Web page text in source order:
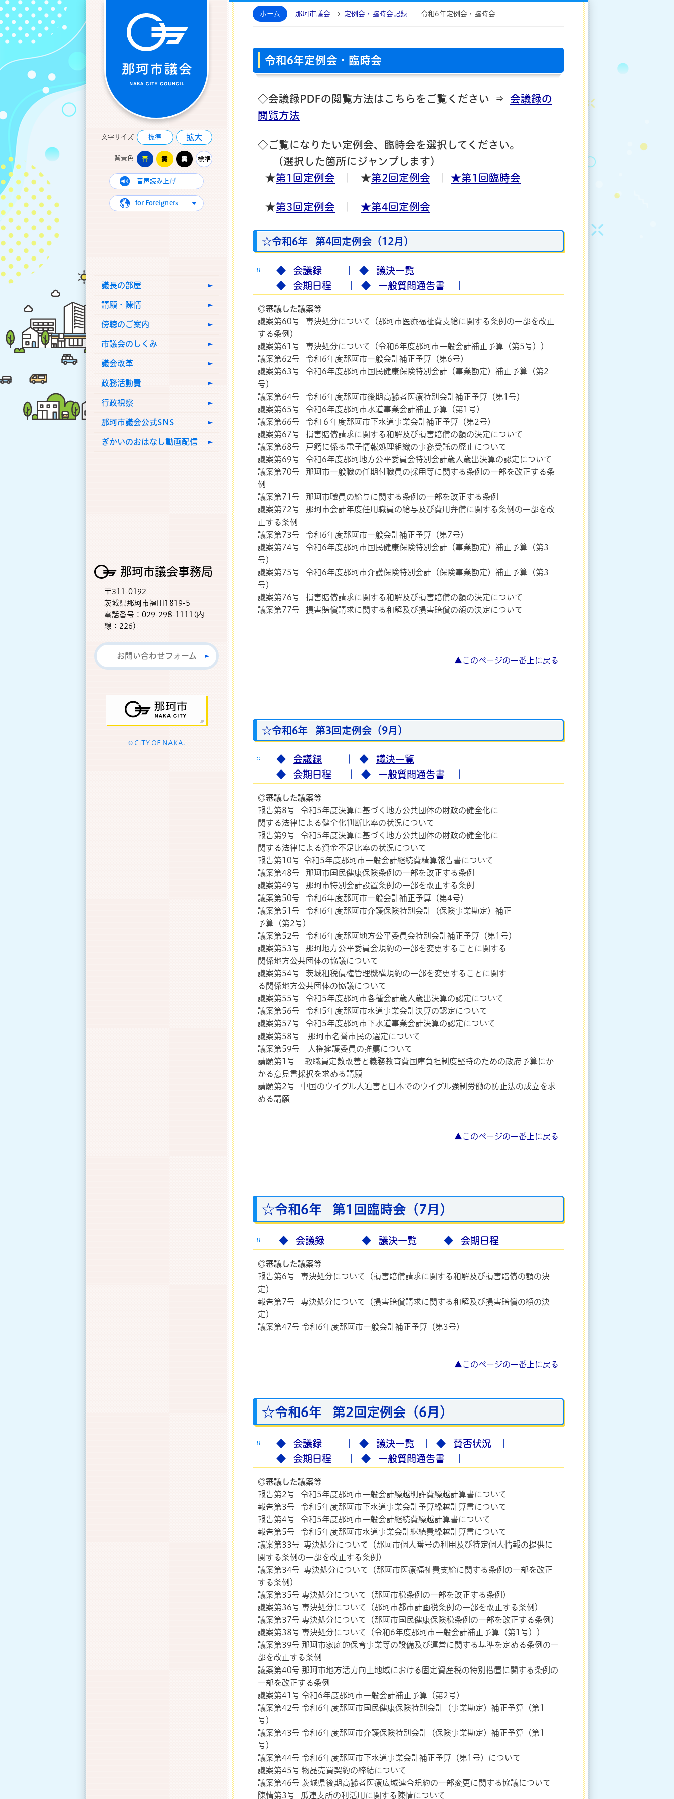
那珂市議会ホームページ
文字サイズ 標準 拡大
背景色 青 黄 黒 標準
音声読み上げ
for Foreigners
議長の部屋
請願・陳情
傍聴のご案内
市議会のしくみ
議会改革
政務活動費
行政視察
那珂市議会公式SNS
ぎかいのおはなし動画配信
那珂市議会事務局
〒311-0192
茨城県那珂市福田1819-5
電話番号：029-298-1111(内
線：226)
お問い合わせフォーム
© CITY OF NAKA.
ホーム 那珂市議会 定例会・臨時会記録 令和6年定例会・臨時会
令和6年定例会・臨時会
◇会議録PDFの閲覧方法はこちらをご覧ください ⇒ 会議録の
閲覧方法
◇ご覧になりたい定例会、臨時会を選択してください。
（選択した箇所にジャンプします）
★第1回定例会 ｜ ★第2回定例会 ★第1回臨時会
★第3 回定例会 ★第4回定例会
☆令和6年 第4回定例会（12月）
◆ 会議録 ◆ 議決一覧
◆ 会期日程 ◆ 一般質問通告書
◎審議した議案等
議案第60号 専決処分について（那珂市医療福祉費支給に関する条例の一部を改正
する条例）
議案第61号 専決処分について（令和6年度那珂市一般会計補正予算（第5号））
議案第62号 令和6年度那珂市一般会計補正予算（第6号）
議案第63号 令和6年度那珂市国民健康保険特別会計（事業勘定）補正予算（第2
号）
議案第64号 令和6年度那珂市後期高齢者医療特別会計補正予算（第1号）
議案第65号 令和6年度那珂市水道事業会計補正予算（第1号）
議案第66号 令和６年度那珂市下水道事業会計補正予算（第2号）
議案第67号 損害賠償請求に関する和解及び損害賠償の額の決定について
議案第68号 戸籍に係る電子情報処理組織の事務受託の廃止について
議案第69号 令和6年度那珂地方公平委員会特別会計歳入歳出決算の認定について
議案第70号 那珂市一般職の任期付職員の採用等に関する条例の一部を改正する条
例
議案第71号 那珂市職員の給与に関する条例の一部を改正する条例
議案第72号 那珂市会計年度任用職員の給与及び費用弁償に関する条例の一部を改
正する条例
議案第73号 令和6年度那珂市一般会計補正予算（第7号）
議案第74号 令和6年度那珂市国民健康保険特別会計（事業勘定）補正予算（第3
号）
議案第75号 令和6年度那珂市介護保険特別会計（保険事業勘定）補正予算（第3
号）
議案第76号 損害賠償請求に関する和解及び損害賠償の額の決定について
議案第77号 損害賠償請求に関する和解及び損害賠償の額の決定について
▲このページの一番上に戻る
☆令和6年 第3回定例会（9月）
◆ 会議録 ◆ 議決一覧
◆ 会期日程 ◆ 一般質問通告書
◎審議した議案等
報告第8号 令和5年度決算に基づく地方公共団体の財政の健全化に
関する法律による健全化判断比率の状況について
報告第9号 令和5年度決算に基づく地方公共団体の財政の健全化に
関する法律による資金不足比率の状況について
報告第10号 令和5年度那珂市一般会計継続費精算報告書について
議案第48号 那珂市国民健康保険条例の一部を改正する条例
議案第49号 那珂市特別会計設置条例の一部を改正する条例
議案第50号 令和6年度那珂市一般会計補正予算（第4号）
議案第51号 令和6年度那珂市介護保険特別会計（保険事業勘定）補正
予算（第2号）
議案第52号 令和6年度那珂地方公平委員会特別会計補正予算（第1号）
議案第53号 那珂地方公平委員会規約の一部を変更することに関する
関係地方公共団体の協議について
議案第54号 茨城租税債権管理機構規約の一部を変更することに関す
る関係地方公共団体の協議について
議案第55号 令和5年度那珂市各種会計歳入歳出決算の認定について
議案第56号 令和5年度那珂市水道事業会計決算の認定について
議案第57号 令和5年度那珂市下水道事業会計決算の認定について
議案第58号 那珂市名誉市民の選定について
議案第59号 人権擁護委員の推薦について
請願第1号 教職員定数改善と義務教育費国庫負担制度堅持のための政府予算にか
かる意見書採択を求める請願
請願第2号 中国のウイグル人迫害と日本でのウイグル強制労働の防止法の成立を求
める請願
▲このページの一番上に戻る
☆令和6年 第1回臨時会（7月）
◆ 会議録 ◆ 議決一覧 ◆ 会期日程
◎審議した議案等
報告第6号 専決処分について（損害賠償請求に関する和解及び損害賠償の額の決
定）
報告第7号 専決処分について（損害賠償請求に関する和解及び損害賠償の額の決
定）
議案第47号 令和6年度那珂市一般会計補正予算（第3号）
▲このページの一番上に戻る
☆令和6年 第2回定例会（6月）
◆ 会議録 ◆ 議決一覧 ｜ ◆ 賛否状況
◆ 会期日程 ◆ 一般質問通告書
◎審議した議案等
報告第2号 令和5年度那珂市一般会計繰越明許費繰越計算書について
報告第3号 令和5年度那珂市下水道事業会計予算繰越計算書について
報告第4号 令和5年度那珂市一般会計継続費繰越計算書について
報告第5号 令和5年度那珂市水道事業会計継続費繰越計算書について
議案第33号 専決処分について（那珂市個人番号の利用及び特定個人情報の提供に
関する条例の一部を改正する条例）
議案第34号 専決処分について（那珂市医療福祉費支給に関する条例の一部を改正
する条例）
議案第35号 専決処分について（那珂市税条例の一部を改正する条例）
議案第36号 専決処分について（那珂市都市計画税条例の一部を改正する条例）
議案第37号 専決処分について（那珂市国民健康保険税条例の一部を改正する条例）
議案第38号 専決処分について（令和6年度那珂市一般会計補正予算（第1号））
議案第39号 那珂市家庭的保育事業等の設備及び運営に関する基準を定める条例の一
部を改正する条例
議案第40号 那珂市地方活力向上地域における固定資産税の特別措置に関する条例の
一部を改正する条例
議案第41号 令和6年度那珂市一般会計補正予算（第2号）
議案第42号 令和6年度那珂市国民健康保険特別会計（事業勘定）補正予算（第1
号）
議案第43号 令和6年度那珂市介護保険特別会計（保険事業勘定）補正予算（第1
号）
議案第44号 令和6年度那珂市下水道事業会計補正予算（第1号）について
議案第45号 物品売買契約の締結について
議案第46号 茨城県後期高齢者医療広域連合規約の一部変更に関する協議について
陳情第3号 瓜連支所の利活用に関する陳情について